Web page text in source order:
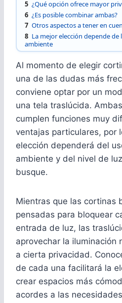
5 ¿Qué opción ofrece mayor
6 ¿Es posible combinar ambas?
7 Otros aspectos a tener en
8 La mejor elección depende de
ambiente
Al momento de elegir
una de las dudas más
conviene optar por un
una tela traslúcida.
cumplen funciones muy
ventajas particulares, por
elección dependerá del
ambiente y del nivel de
busque.
Mientras que las cortinas
pensadas para bloquear
entrada de luz, las
aprovechar la iluminación
a cierta privacidad.
de cada una facilitará la
crear espacios más
acordes a las